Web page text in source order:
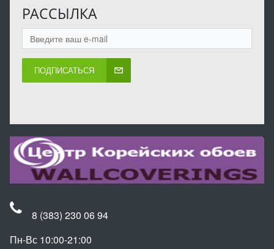
РАССЫЛКА
ПОДПИСАТЬСЯ
8 (383) 230 06 94
Пн-Вс 10:00-21:00